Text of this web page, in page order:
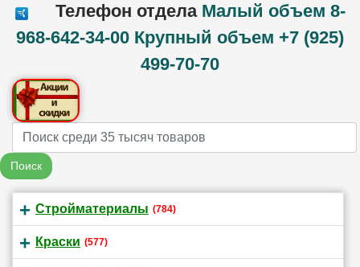
Телефон отдела Малый объем 8-
968-642-34-00 Крупный объем +7 (925)
499-70-70
Name
Поиск
Стройматериалы (784)
Краски (577)